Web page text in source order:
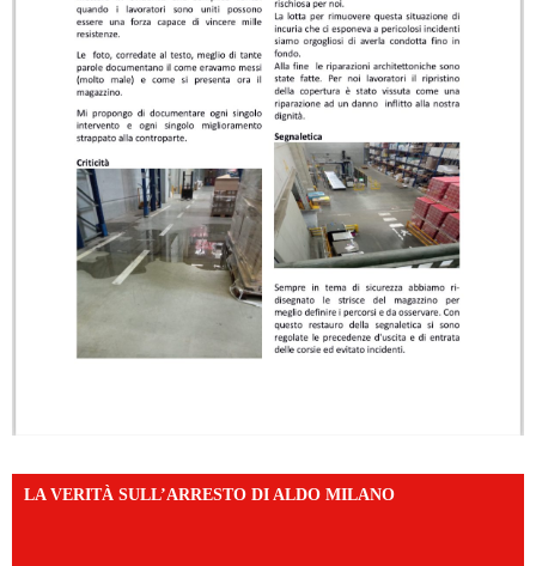
LA VERITÀ SULL’ARRESTO DI ALDO MILANO